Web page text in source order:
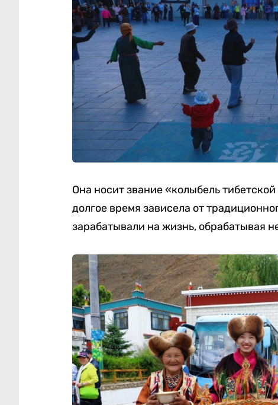
Она носит звание «колыбель
долгое время зависела от
зарабатывали на жизнь, обрабатывая